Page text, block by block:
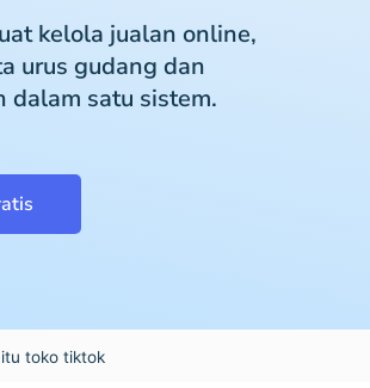
kelola jualan online,
urus gudang dan
dalam satu sistem.
toko tiktok